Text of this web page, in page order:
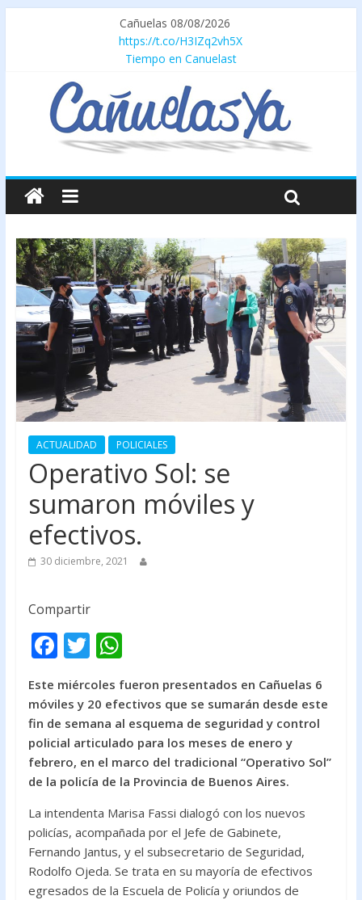
Cañuelas 08/08/2026
https://t.co/H3IZq2vh5X
Tiempo en Canuelast
ACTUALIDAD POLICIALES
Operativo Sol: se
sumaron móviles y
efectivos.
30 diciembre, 2021
Compartir
F
ac
e
b
o
o
k
T
w
itt
er
W
h
at
s
A
p
p
Este miércoles fueron presentados en Cañuelas 6
móviles y 20 efectivos que se sumarán desde este
fin de semana al esquema de seguridad y control
policial articulado para los meses de enero y
febrero, en el marco del tradicional “Operativo Sol”
de la policía de la Provincia de Buenos Aires.
La intendenta Marisa Fassi dialogó con los nuevos
policías, acompañada por el Jefe de Gabinete,
Fernando Jantus, y el subsecretario de Seguridad,
Rodolfo Ojeda. Se trata en su mayoría de efectivos
egresados de la Escuela de Policía y oriundos de